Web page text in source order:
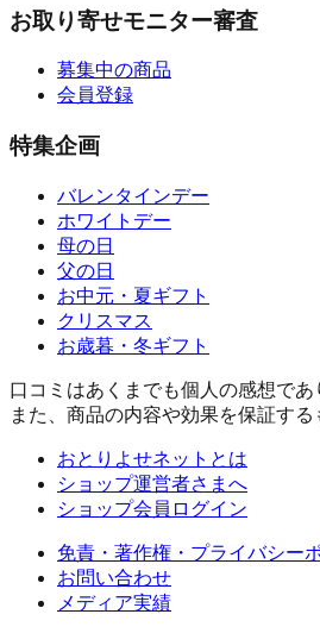
お取り寄せモニター審査
募集中の商品
会員登録
特集企画
バレンタインデー
ホワイトデー
母の日
父の日
お中元・夏ギフト
クリスマス
お歳暮・冬ギフト
口コミはあくまでも個人の感想であ
また、商品の内容や効果を保証する
おとりよせネットとは
ショップ運営者さまへ
ショップ会員ログイン
免責・著作権・プライバシー
お問い合わせ
メディア実績